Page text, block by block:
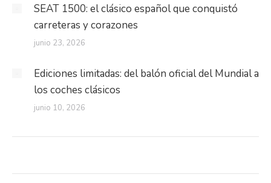
SEAT 1500: el clásico español que conquistó
carreteras y corazones
junio 23, 2026
Ediciones limitadas: del balón oficial del Mundial a
los coches clásicos
junio 10, 2026